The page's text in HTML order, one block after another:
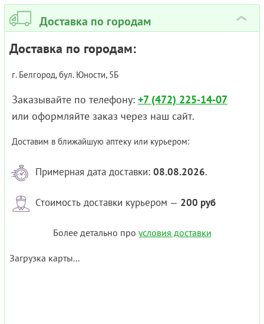
Доставка по городам ›
Доставка по городам:
г. Белгород, бул. Юности, 5Б
Заказывайте по телефону: +7 (472) 225-14-07
или оформляйте заказ через наш сайт.
Доставим в ближайшую аптеку или курьером:
Примерная дата доставки: 08.08.2026.
Стоимость доставки курьером — 200 руб
Более детально про условия доставки
Загрузка карты...